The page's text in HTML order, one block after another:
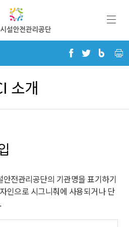
소개
전관리공단의 기관명을 표기하기
인으로 시그니춰에 사용되거나 단